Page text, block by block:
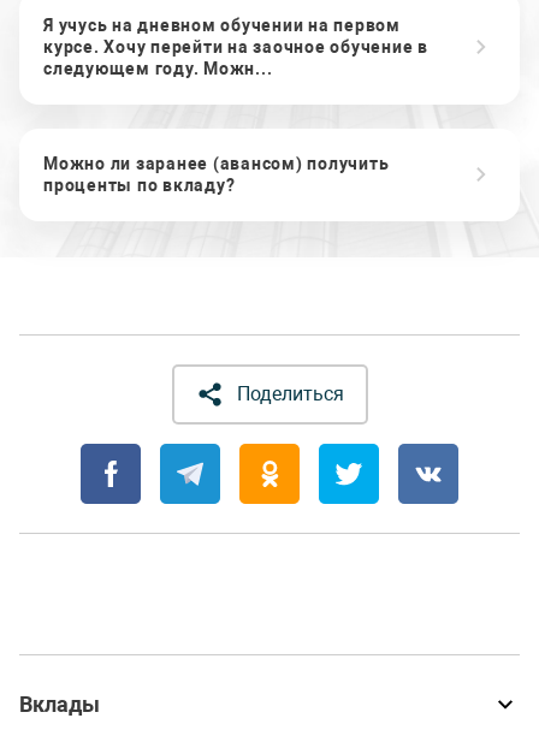
Я учусь на дневном обучении на первом
курсе. Хочу перейти на заочное обучение в
следующем году. Можн...
Можно ли заранее (авансом) получить
проценты по вкладу?
Поделиться
Вклады